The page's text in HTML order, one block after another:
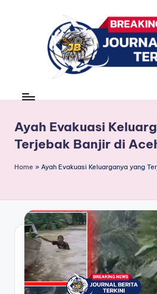
r
n
a
B
e
ri
t
a
news
Ayah Evakuasi
Terjebak Banjir di
Home » Ayah Evakuasi Keluarganya yang